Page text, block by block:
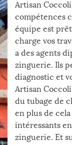
Artisan Coccoli
compétences
équipe est
charge vos
a des agents
zinguerie. Ils
diagnostic et
Artisan
du tubage de
en plus de
intéressants
zinguerie. Et